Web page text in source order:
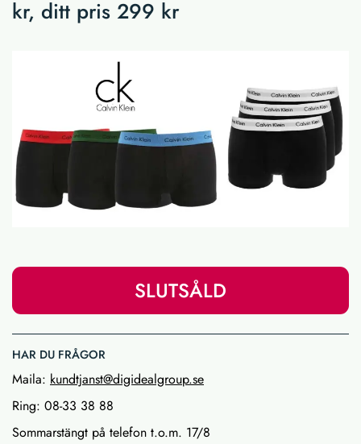
kr, ditt pris 299 kr
SLUTSÅLD
HAR DU FRÅGOR
Maila: kundtjanst@digidealgroup.se
Ring: 08-33 38 88
Sommarstängt på telefon t.o.m. 17/8